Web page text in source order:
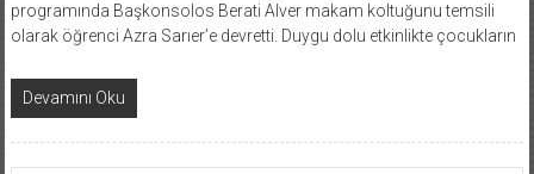
programında Başkonsolos Berati Alver makam koltuğunu temsili
olarak öğrenci Azra Sarıer’e devretti. Duygu dolu etkinlikte çocukların
Devamını Oku